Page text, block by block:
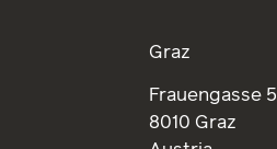
Graz
Frauengasse 5
8010 Graz